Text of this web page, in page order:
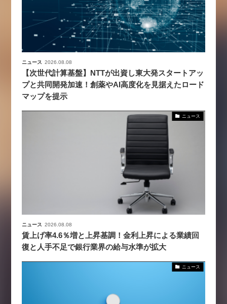
ニュース 2026.08.08
【次世代計算基盤】NTTが出資し東大発スタートアッ
プと共同開発加速！創薬やAI高度化を見据えたロード
マップを提示
ニュース
ニュース 2026.08.08
賃上げ率4.6％増と上昇基調！金利上昇による業績回
復と人手不足で銀行業界の給与水準が拡大
ニュース